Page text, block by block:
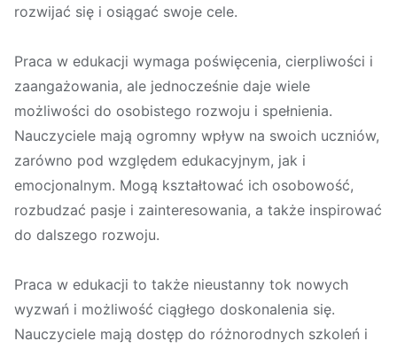
rozwijać się i osiągać swoje cele.
Praca w edukacji wymaga poświęcenia, cierpliwości i
zaangażowania, ale jednocześnie daje wiele
możliwości do osobistego rozwoju i spełnienia.
Nauczyciele mają ogromny wpływ na swoich uczniów,
zarówno pod względem edukacyjnym, jak i
emocjonalnym. Mogą kształtować ich osobowość,
rozbudzać pasje i zainteresowania, a także inspirować
do dalszego rozwoju.
Praca w edukacji to także nieustanny tok nowych
wyzwań i możliwość ciągłego doskonalenia się.
Nauczyciele mają dostęp do różnorodnych szkoleń i